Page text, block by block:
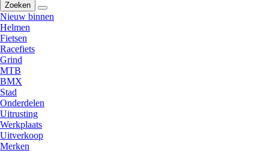
Zoeken
Nieuw binnen
Helmen
Fietsen
Racefiets
Grind
MTB
BMX
Stad
Onderdelen
Uitrusting
Werkplaats
Uitverkoop
Merken